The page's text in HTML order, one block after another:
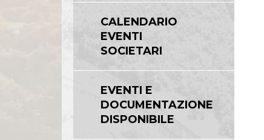
CALENDARIO
EVENTI
SOCIETARI
EVENTI E
DOCUMENTAZIONE
DISPONIBILE